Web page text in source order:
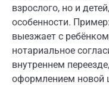
взрослого, но и
особенности.
выезжает с
нотариальное
внутреннем
оформлением новой